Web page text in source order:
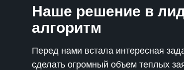
Наше решение в
алгоритм
Перед нами встала интересная
сделать огромный объем теплых